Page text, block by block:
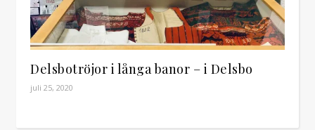
Delsbotröjor i långa banor – i Delsbo
juli 25, 2020